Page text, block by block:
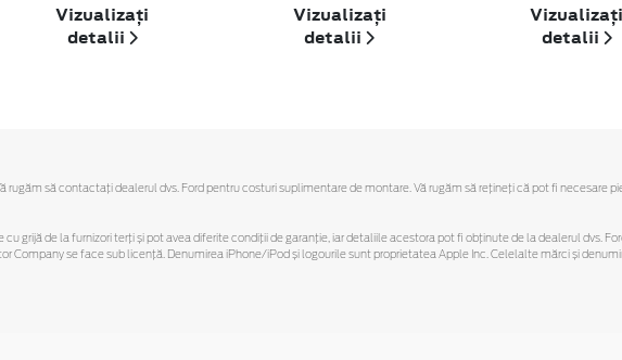
Vizualizați
detalii
Vizualizați
detalii
Vizualizați
detalii
rugăm să contactaţi dealerul dvs. Ford pentru costuri suplimentare de montare. Vă rugăm să reţineţi că pot fi necesare
grijă de la furnizori terți și pot avea diferite condiții de garanție, iar detaliile acestora pot fi obținute de la dealerul dvs.
Company se face sub licență. Denumirea iPhone/iPod și logourile sunt proprietatea Apple Inc. Celelalte mărci și